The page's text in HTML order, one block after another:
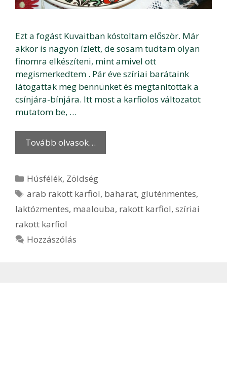
Ezt a fogást Kuvaitban kóstoltam először. Már
akkor is nagyon ízlett, de sosam tudtam olyan
finomra elkészíteni, mint amivel ott
megismerkedtem . Pár éve szíriai barátaink
látogattak meg bennünket és megtanítottak a
csínjára-bínjára. Itt most a karfiolos változatot
mutatom be, …
Tovább olvasok…
Kategória
Húsfélék, Zöldség
Címkék
arab rakott karfiol, baharat, gluténmentes,
laktózmentes, maalouba, rakott karfiol, szíriai
rakott karfiol
Hozzászólás